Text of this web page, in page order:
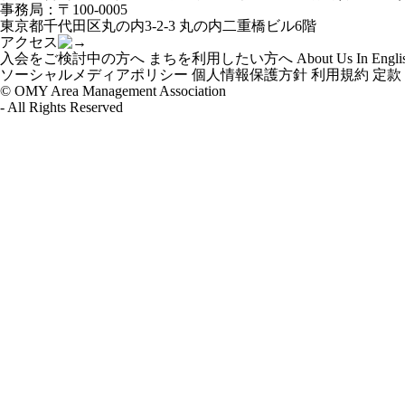
ー
シ
ョ
ン
事務局：〒100-0005
東京都千代田区丸の内3-2-3 丸の内二重橋ビル6階
アクセス
入会をご検討中の方へ まちを利用したい方へ About Us In
ソーシャルメディアポリシー 個人情報保護方針 利用規約 定款
© OMY Area Management Association
- All Rights Reserved